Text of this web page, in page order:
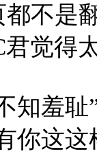
都不是
觉得
知羞
你这